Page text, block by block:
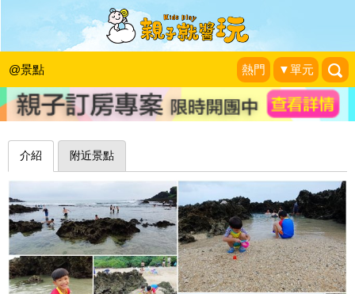
@景點 熱門 ▼單元
天然珊瑚礁石海灘，魚兒就在身邊游～
墾丁小巴里島岩
❤靜怡&大顆呆の親子.旅遊.美食❤|2018-09-14
介紹 附近景點